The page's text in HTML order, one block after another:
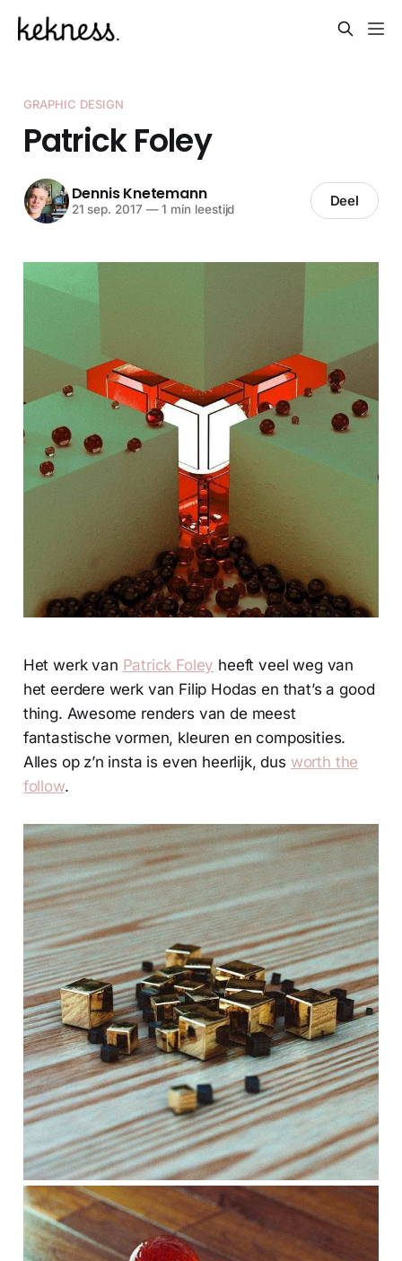
GRAPHIC DESIGN
Patrick Foley
Dennis Knetemann
21 sep. 2017 —1 min leestijd Deel
Het werk van Patrick Foley heeft veel weg van
het eerdere werk van Filip Hodas en that’s a good
thing. Awesome renders van de meest
fantastische vormen, kleuren en composities.
Alles op z’n insta is even heerlijk, dus worth the
follow.